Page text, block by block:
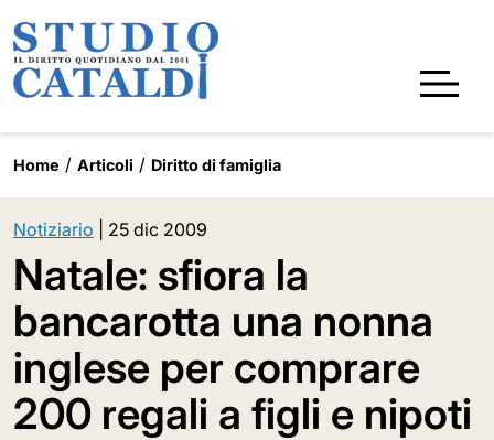
Home Articoli Diritto di famiglia
Notiziario 25 dic 2009
Natale: sfiora la
bancarotta una nonna
inglese per comprare
200 regali a figli e nipoti